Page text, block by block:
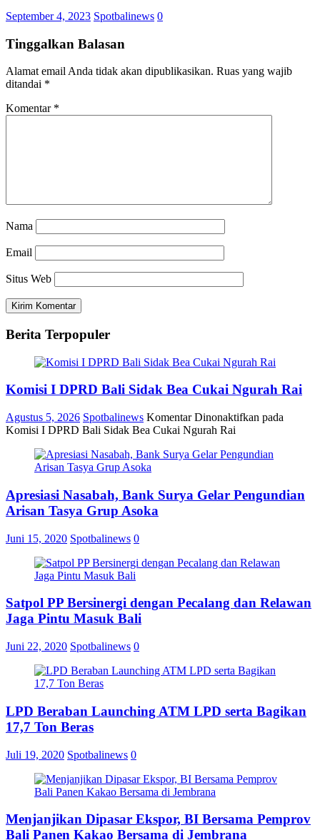
September 4, 2023 Spotbalinews 0
Tinggalkan Balasan
Alamat email Anda tidak akan dipublikasikan. Ruas yang wajib
ditandai *
Komentar *
Nama
Email
Situs Web
Berita Terpopuler
Komisi I DPRD Bali Sidak Bea Cukai Ngurah Rai
Agustus 5, 2026 Spotbalinews Komentar Dinonaktifkan pada
Komisi I DPRD Bali Sidak Bea Cukai Ngurah Rai
Apresiasi Nasabah, Bank Surya Gelar Pengundian
Arisan Tasya Grup Asoka
Juni 15, 2020 Spotbalinews 0
Satpol PP Bersinergi dengan Pecalang dan Relawan
Jaga Pintu Masuk Bali
Juni 22, 2020 Spotbalinews 0
LPD Beraban Launching ATM LPD serta Bagikan
17,7 Ton Beras
Juli 19, 2020 Spotbalinews 0
Menjanjikan Dipasar Ekspor, BI Bersama Pemprov
Bali Panen Kakao Bersama di Jembrana